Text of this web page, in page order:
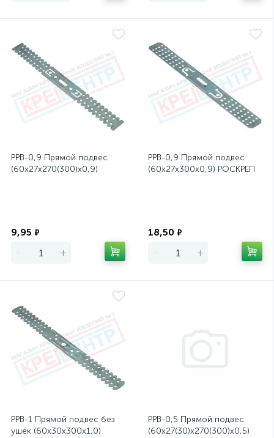
PPB-0,9 Прямой подвес
(60х27х270(300)х0,9)
9,95 ₽
- +
PPB-0,9 Прямой подвес
(60х27х300х0,9) РОСКРЕП
18,50 ₽
- +
PPB-1 Прямой подвес без
ушек (60х30х300х1,0)
PPB-0,5 Прямой подвес
(60х27(30)х270(300)х0,5)